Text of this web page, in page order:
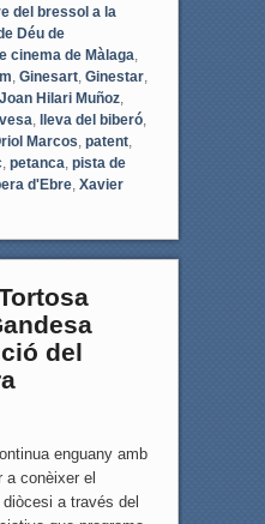
del bressol a la
Déu de
cinema de Màlaga,
, Ginesart, Ginestar,
Joan Hilari Muñoz,
, lleva del biberó,
Marcos, patent,
, petanca, pista de
d'Ebre, Xavier
del
enguany amb
a conèixer el
a través del